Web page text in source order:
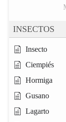
INSECTOS
Insecto
Ciempiés
Hormiga
Gusano
Lagarto